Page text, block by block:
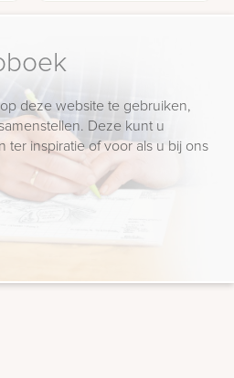
deze website te gebruiken,
Deze kunt u
ter inspiratie of voor als u bij ons